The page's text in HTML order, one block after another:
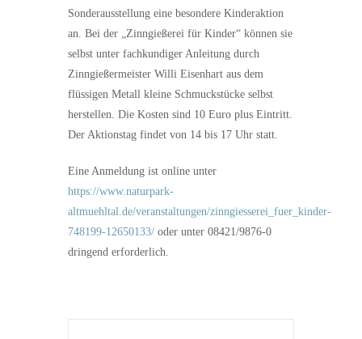
Sonderausstellung eine besondere Kinderaktion
an. Bei der „Zinngießerei für Kinder“ können sie
selbst unter fachkundiger Anleitung durch
Zinngießermeister Willi Eisenhart aus dem
flüssigen Metall kleine Schmuckstücke selbst
herstellen. Die Kosten sind 10 Euro plus Eintritt.
Der Aktionstag findet von 14 bis 17 Uhr statt.
Eine Anmeldung ist online unter
https://www.naturpark-
altmuehltal.de/veranstaltungen/zinngiesserei_fuer_kinder-
748199-12650133/ oder unter 08421/9876-0
dringend erforderlich.